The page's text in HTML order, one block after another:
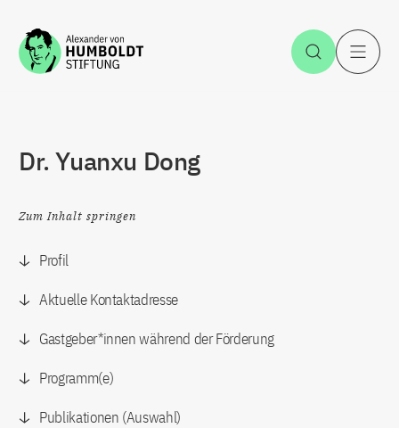
Zum Inhalt springen Suche
Dr. Yuanxu Dong
Zum Inhalt springen
Profil
Aktuelle Kontaktadresse
Gastgeber*innen während der Förderung
Programm(e)
Publikationen (Auswahl)